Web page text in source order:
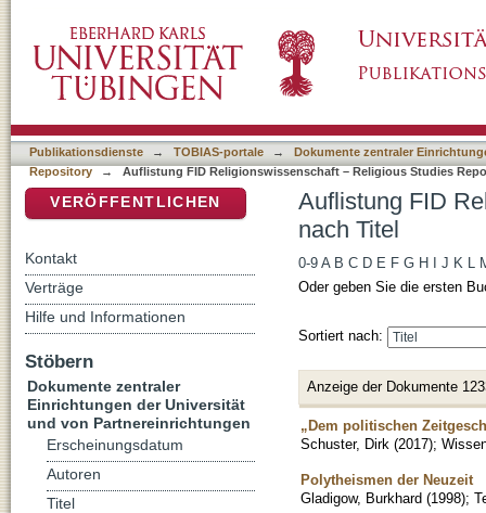
Publikationsdienste → TOBIAS-portale →
Dokumente zentraler
Repository
→ Auflistung FID Religionswissenschaft – Religious Studies
Auflistung FID
nach Titel
0-9 A B C D E F G H J K L
Oder geben Sie die ersten
Sortiert nach:
Anzeige der Dokumente
„Dem politischen
Schuster, Dirk (2017);
Polytheismen der Neuzeit
Gladigow, Burkhard (1998);
VERÖFFENTLICHEN
Kontakt
Verträge
Hilfe und Informationen
Stöbern
Dokumente zentraler
Einrichtungen der Universität
und von Partnereinrichtungen
Erscheinungsdatum
Autoren
Titel